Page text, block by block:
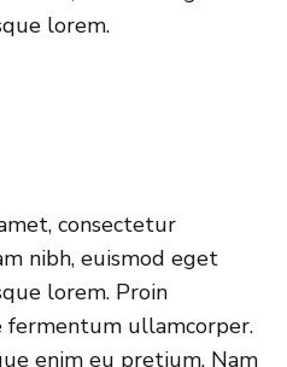
lorem.
consectetur
nibh, euismod eget
lorem. Proin
fermentum ullamcorper.
enim eu pretium. Nam